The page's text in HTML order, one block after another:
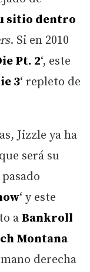
sitio dentro
. Si en 2010
Pt. 2‘, este
3‘ repleto de
Jizzle ya ha
será su
‘ y este
a Bankroll
Montana
derecha